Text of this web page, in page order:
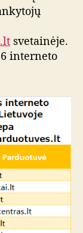
svetainėje.
interneto